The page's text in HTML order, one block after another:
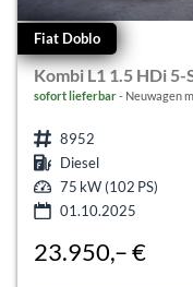
Fiat Doblo
Kombi L1 1.5 HDi
sofort lieferbar Neuwagen
8952
Diesel
75 kW (102 PS)
01.10.2025
23.950,– €